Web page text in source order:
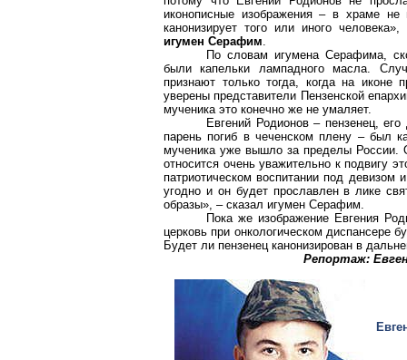
иконописные изображения – в храме
канонизирует того или иного
игумен Серафим.
По словам игумена Серафима,
были капельки лампадного масла.
признают только тогда, когда на иконе
уверены представители Пензенской
мученика это конечно же не умаляет.
Евгений Родионов – пензенец, его
парень погиб в чеченском плену – был
мученика уже вышло за пределы России.
относится очень уважительно к подвигу
патриотическом воспитании под
угодно и он будет прославлен в лике
образы», – сказал игумен Серафим.
Пока же изображение Евгения
церковь при онкологическом диспансере
Будет ли пензенецканонизирован в
Репортаж: